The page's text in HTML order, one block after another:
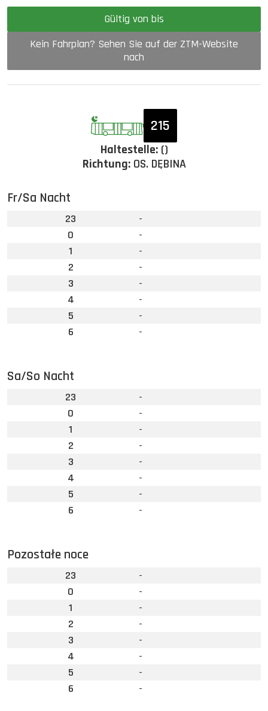
Gültig von bis
Kein Fahrplan? Sehen Sie auf der ZTM-Website
nach
215
Haltestelle:()
Richtung:OS. DĘBINA
Fr/Sa Nacht
23
-
0
-
1
-
2
-
3
-
4
-
5
-
6
-
Sa/So Nacht
23
-
0
-
1
-
2
-
3
-
4
-
5
-
6
-
Pozostałe noce
23
-
0
-
1
-
2
-
3
-
4
-
5
-
6
-